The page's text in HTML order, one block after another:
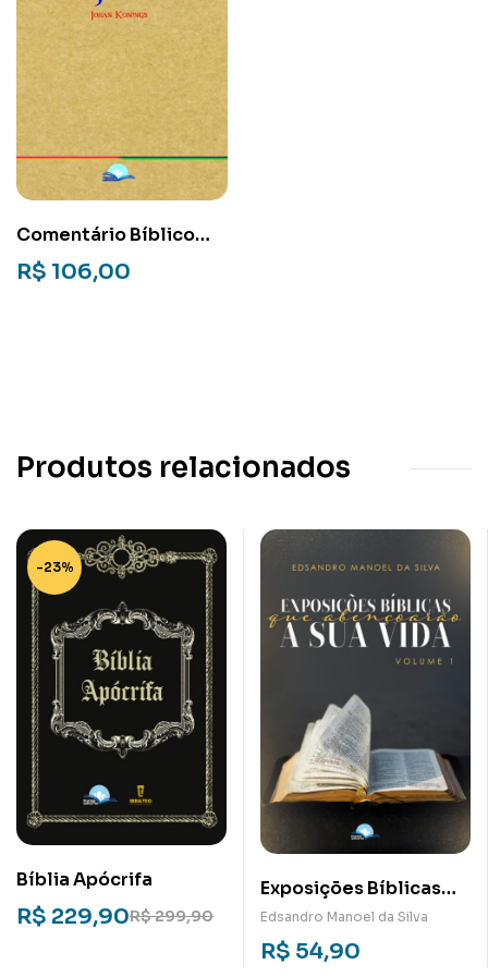
Comentário Bíblico
Latino-americano:
João
R$ 106,00
Produtos relacionados
-23%
Bíblia Apócrifa
R$299,90
R$ 229,90
Exposições Bíblicas
Que Abençoarão a Sua
Vida (Vol 1)
Edsandro Manoel da Silva
R$ 54,90